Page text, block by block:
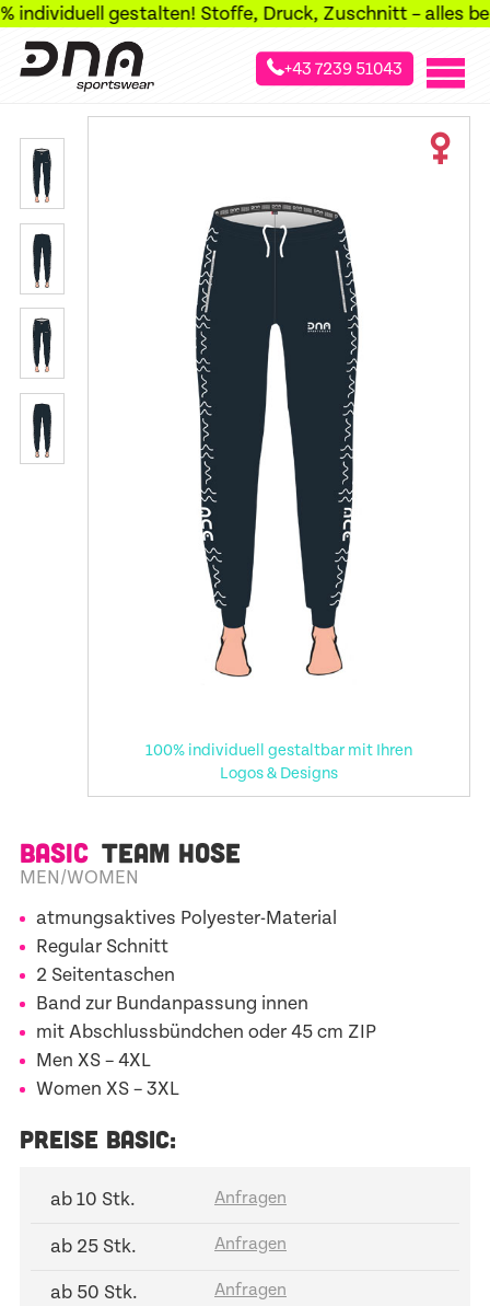
individuell gestalten! Stoffe, Druck, Zuschnitt – alles bei
+43 7239 51043
»
100% individuell gestaltbar mit Ihren
Logos & Designs
BASIC TEAM HOSE
MEN/WOMEN
atmungsaktives Polyester-Material
Regular Schnitt
2 Seitentaschen
Band zur Bundanpassung innen
mit Abschlussbündchen oder 45 cm ZIP
Men XS – 4XL
Women XS – 3XL
PREISE BASIC:
ab 10 Stk.
ab 25 Stk.
ab 50 Stk.